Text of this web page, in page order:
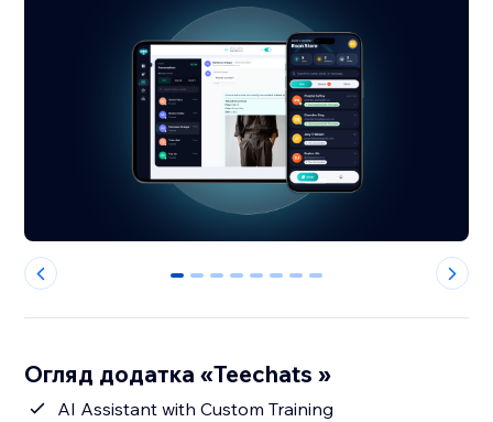
0 1 2 3 4 5 6 7
Огляд додатка «Teechats »
AI Assistant with Custom Training